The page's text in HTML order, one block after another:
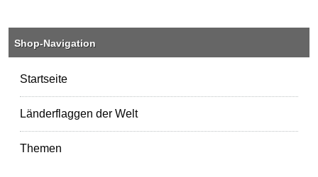
Shop-Navigation
Startseite
Länderflaggen der Welt
Themen